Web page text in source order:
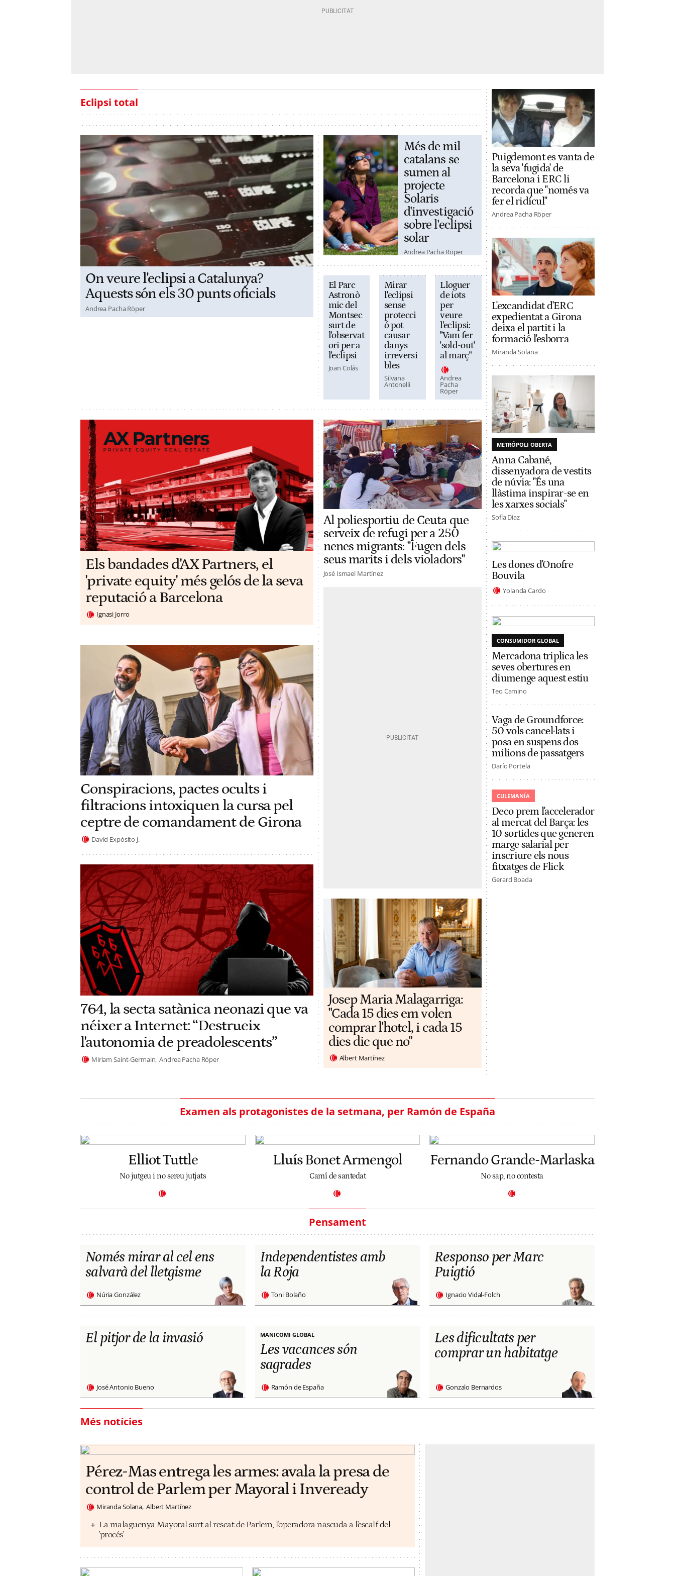
Eclipsi total
On veure l'eclipsi a Catalunya?
Aquests són els 30 punts oficials
Andrea Pacha Röper
Més de mil
catalans se
sumen al
projecte
Solaris
d'investigació
sobre l'eclipsi
solar
Andrea Pacha Röper
El Parc
Astronò
mic del
Montsec
surt de
l'observat
ori per a
l'eclipsi
Joan Colás
Mirar
l'eclipsi
sense
protecci
ó pot
causar
danys
irreversi
bles
Silvana
Antonelli
Lloguer
de iots
per
veure
l'eclipsi:
"Vam fer
'sold-out'
al març"
Andrea
Pacha
Röper
Els bandades d'AX Partners, el
'private equity' més gelós de la seva
reputació a Barcelona
Ignasi Jorro
Conspiracions, pactes ocults i
filtracions intoxiquen la cursa pel
ceptre de comandament de Girona
David Expósito J.
764, la secta satànica neonazi que va
néixer a Internet: “Destrueix
l'autonomia de preadolescents”
Miriam Saint-Germain Andrea Pacha Röper
Al poliesportiu de Ceuta que
serveix de refugi per a 250
nenes migrants: "Fugen dels
seus marits i dels violadors"
José Ismael Martínez
Josep Maria Malagarriga:
"Cada 15 dies em volen
comprar l'hotel, i cada 15
dies dic que no"
Albert Martínez
Puigdemont es vanta de
la seva 'fugida' de
Barcelona i ERC li
recorda que "només va
fer el ridícul"
Andrea Pacha Röper
L'excandidat d'ERC
expedientat a Girona
deixa el partit i la
formació l'esborra
Miranda Solana
METRÓPOLI OBERTA
Anna Cabané,
dissenyadora de vestits
de núvia: "És una
llàstima inspirar-se en
les xarxes socials"
Sofía Díaz
Les dones d'Onofre
Bouvila
Yolanda Cardo
CONSUMIDOR GLOBAL
Mercadona triplica les
seves obertures en
diumenge aquest estiu
Teo Camino
Vaga de Groundforce:
50 vols cancel·lats i
posa en suspens dos
milions de passatgers
Darío Portela
CULEMANÍA
Deco prem l'accelerador
al mercat del Barça: les
10 sortides que generen
marge salarial per
inscriure els nous
fitxatges de Flick
Gerard Boada
Examen als protagonistes de la setmana, per Ramón de España
Elliot Tuttle
No jutgeu i no sereu jutjats
Lluís Bonet Armengol
Camí de santedat
Fernando Grande-Marlaska
No sap, no contesta
Pensament
Només mirar al cel ens
salvarà del lletgisme
Núria González
Independentistes amb
la Roja
Toni Bolaño
Responso per Marc
Puigtió
Ignacio Vidal-Folch
El pitjor de la invasió
José Antonio Bueno
MANICOMI GLOBAL
Les vacances són
sagrades
Ramón de España
Les dificultats per
comprar un habitatge
Gonzalo Bernardos
Més notícies
Pérez-Mas entrega les armes: avala la presa de
control de Parlem per Mayoral i Inveready
Miranda Solana Albert Martínez
La malaguenya Mayoral surt al rescat de Parlem, l'operadora nascuda a l'escalf del
'procés'